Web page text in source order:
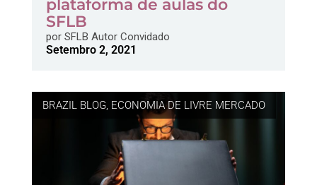
plataforma de aulas do
SFLB
porSFLB Autor Convidado
Setembro 2, 2021
BRAZIL BLOG, ECONOMIA DE LIVRE MERCADO